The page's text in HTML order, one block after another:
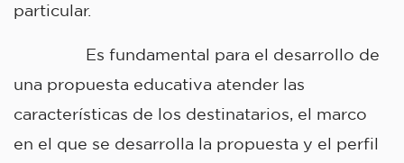
particular.
Es fundamental para el desarrollo de
una propuesta educativa atender las
características de los destinatarios, el marco
en el que se desarrolla la propuesta y el perfil